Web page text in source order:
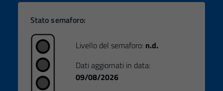
Stato semaforo:
Livello del semaforo: n.d.
Dati aggiornati in data:
09/08/2026